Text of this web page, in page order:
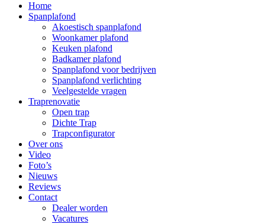
Home
Spanplafond
Akoestisch spanplafond
Woonkamer plafond
Keuken plafond
Badkamer plafond
Spanplafond voor bedrijven
Spanplafond verlichting
Veelgestelde vragen
Traprenovatie
Open trap
Dichte Trap
Trapconfigurator
Over ons
Video
Foto’s
Nieuws
Reviews
Contact
Dealer worden
Vacatures